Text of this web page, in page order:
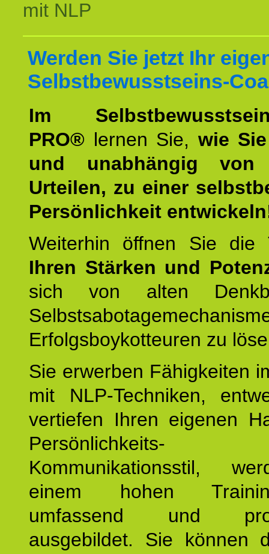
mit NLP
Werden Sie jetzt Ihr
Selbstbewusstseins-
Im
PRO® lernen Sie, wie
und unabhängig von
Urteilen, zu einer
Persönlichkeit
Weiterhin öffnen Sie
Ihren Stärken und
sich von alten
Erfolgsboykotteuren zu
Sie erwerben Fähigkeiten
mit NLP-Techniken,
vertiefen Ihren eigenen
Kommunikationsstil,
einem hohen
umfassend und
ausgebildet. Sie können